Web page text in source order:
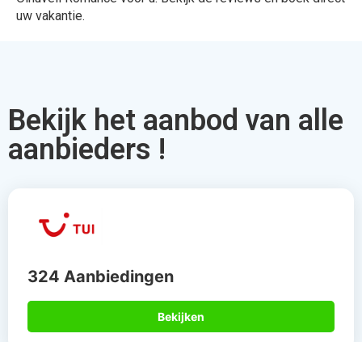
uw vakantie.
Bekijk het aanbod van alle
aanbieders !
324 Aanbiedingen
Bekijken